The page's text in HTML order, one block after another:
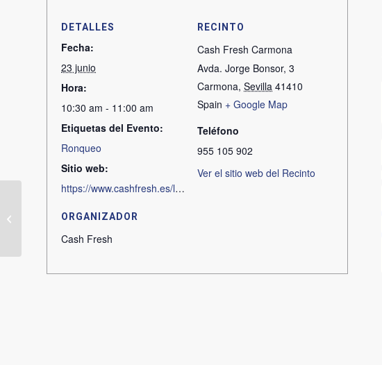
DETALLES
Fecha:
23 junio
Hora:
10:30 am - 11:00 am
Etiquetas del Evento:
Ronqueo
Sitio web:
https://www.cashfresh.es/la-tradicion-de-la-almadraba-en-directo
RECINTO
Cash Fresh Carmona
Avda. Jorge Bonsor, 3
Carmona, Sevilla 41410
Spain + Google Map
Teléfono
955 105 902
Ver el sitio web del Recinto
ORGANIZADOR
Cash Fresh
Ronqueo en Rociana